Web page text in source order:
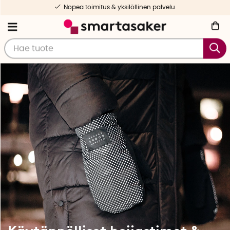
Valikoituja ja testattuja tuotteita